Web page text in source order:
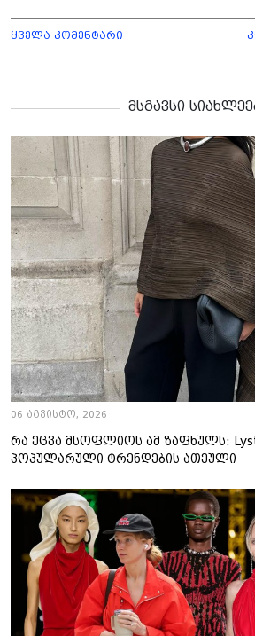
ყველა კომენტარი
მსგავსი
06 აგვისტო, 2026
რა ეცვა მსოფლიოს ამ ზაფხულს:
პოპულარული ტრენდების ათეული